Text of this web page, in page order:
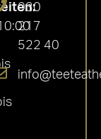
030
217
522 40